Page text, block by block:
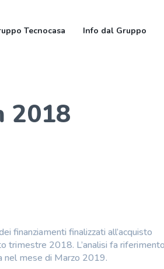
Tecnocasa Info dal Gruppo
2018
finanziamenti finalizzati all’acquisto
trimestre 2018. L’analisi fa
nel mese di Marzo 2019.